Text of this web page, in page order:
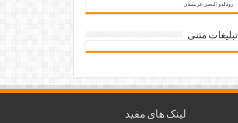
رونالدو النصر عربستان
تبلیغات متنی
لینک های مفید